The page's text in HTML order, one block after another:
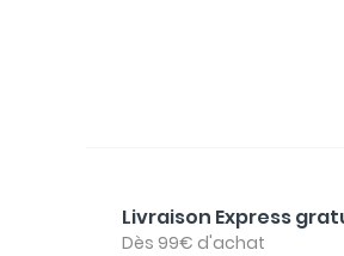
Livraison Express
Dès 99€ d'achat